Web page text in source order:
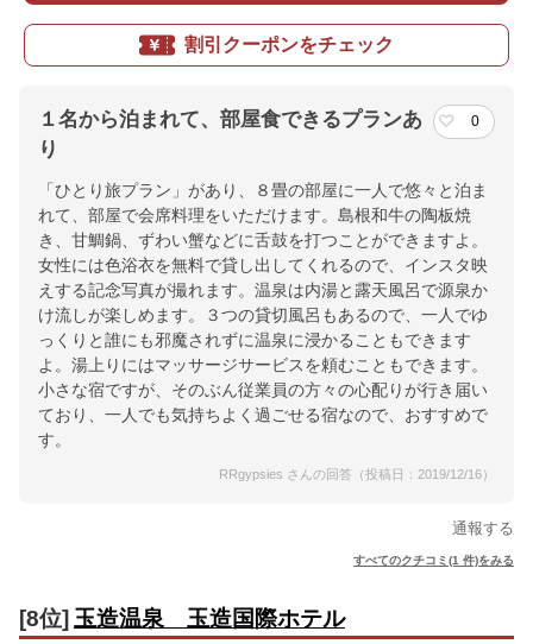
割引クーポンをチェック
１名から泊まれて、部屋食できるプランあ
り
0
「ひとり旅プラン」があり、８畳の部屋に一人で悠々と泊ま
れて、部屋で会席料理をいただけます。島根和牛の陶板焼
き、甘鯛鍋、ずわい蟹などに舌鼓を打つことができますよ。
女性には色浴衣を無料で貸し出してくれるので、インスタ映
えする記念写真が撮れます。温泉は内湯と露天風呂で源泉か
け流しが楽しめます。３つの貸切風呂もあるので、一人でゆ
っくりと誰にも邪魔されずに温泉に浸かることもできます
よ。湯上りにはマッサージサービスを頼むこともできます。
小さな宿ですが、そのぶん従業員の方々の心配りが行き届い
ており、一人でも気持ちよく過ごせる宿なので、おすすめで
す。
RRgypsies さんの回答（投稿日：2019/12/16）
通報する
すべてのクチコミ(1 件)をみる
[8位] 玉造温泉 玉造国際ホテル